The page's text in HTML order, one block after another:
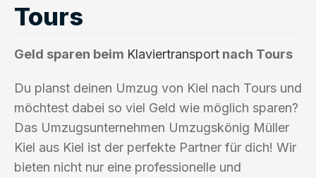
Tours
Geld sparen beim Klaviertransport nach Tours
Du planst deinen Umzug von Kiel nach Tours und
möchtest dabei so viel Geld wie möglich sparen?
Das Umzugsunternehmen Umzugskönig Müller
Kiel aus Kiel ist der perfekte Partner für dich! Wir
bieten nicht nur eine professionelle und